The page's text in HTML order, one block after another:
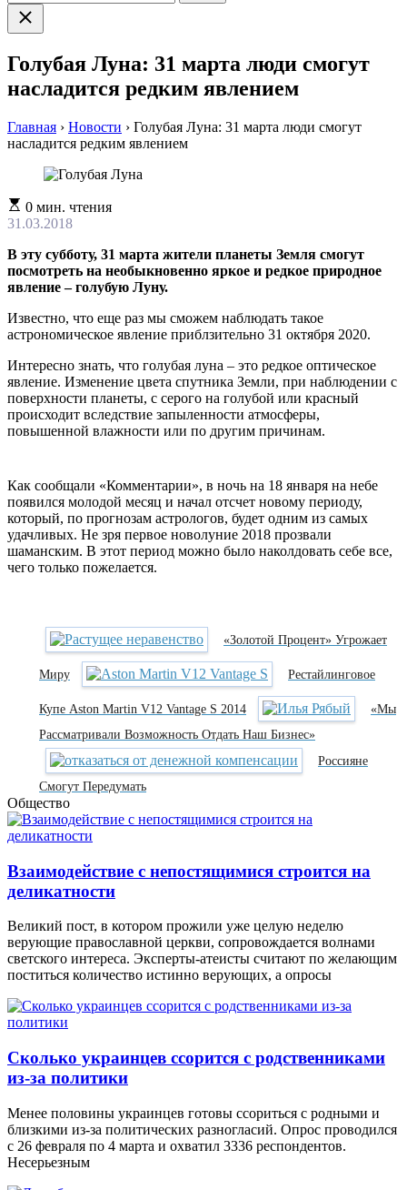
Закрыть
поиск
Голубая Луна: 31 марта люди смогут
насладится редким явлением
Главная › Новости › Голубая Луна: 31 марта люди смогут
насладится редким явлением
Расчетное
время
0 мин. чтения
31.03.2018
В эту субботу, 31 марта жители планеты Земля смогут
посмотреть на необыкновенно яркое и редкое природное
явление – голубую Луну.
Известно, что еще раз мы сможем наблюдать такое
астрономическое явление приблзительно 31 октября 2020.
Интересно знать, что голубая луна – это редкое оптическое
явление. Изменение цвета спутника Земли, при наблюдении с
поверхности планеты, с серого на голубой или красный
происходит вследствие запыленности атмосферы,
повышенной влажности или по другим причинам.
Как сообщали «Комментарии», в ночь на 18 января на небе
появился молодой месяц и начал отсчет новому периоду,
который, по прогнозам астрологов, будет одним из самых
удачливых. Не зря первое новолуние 2018 прозвали
шаманским. В этот период можно было наколдовать себе все,
чего только пожелается.
«Золотой Процент» Угрожает
Миру Рестайлинговое
Купе Aston Martin V12 Vantage S 2014
«Мы
Рассматривали Возможность Отдать Наш Бизнес»
Россияне
Смогут Передумать
Общество
Взаимодействие с непостящимися строится на
деликатности
Великий пост, в котором прожили уже целую неделю
верующие православной церкви, сопровождается волнами
светского интереса. Эксперты-атеисты считают по желающим
поститься количество истинно верующих, а опросы
Сколько украинцев ссорится с родственниками
из-за политики
Менее половины украинцев готовы ссориться с родными и
близкими из-за политических разногласий. Опрос проводился
с 26 февраля по 4 марта и охватил 3336 респондентов.
Несерьезным